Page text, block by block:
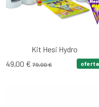
Kit Hesi Hydro
49,00 € 79,00 € oferta